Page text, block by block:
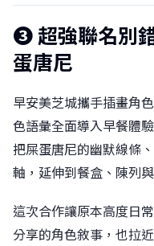
❸ 超強聯名別
蛋唐尼
早安美芝城攜手插畫角
色語彙全面導入早餐體
把屎蛋唐尼的幽默線條
軸，延伸到餐盒、陳列
這次合作讓原本高度日
分享的角色敘事，也拉